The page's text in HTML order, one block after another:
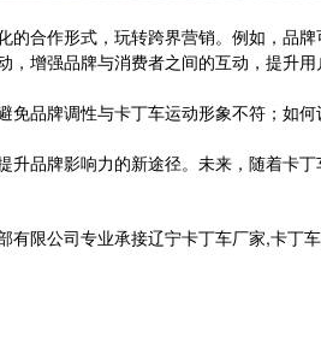
合作形式，玩转跨界营销。例如，品
增强品牌与消费者之间的互动，提升用
品牌调性与卡丁车运动形象不符；如
品牌影响力的新途径。未来，随着卡
限公司专业承接辽宁卡丁车厂家,卡